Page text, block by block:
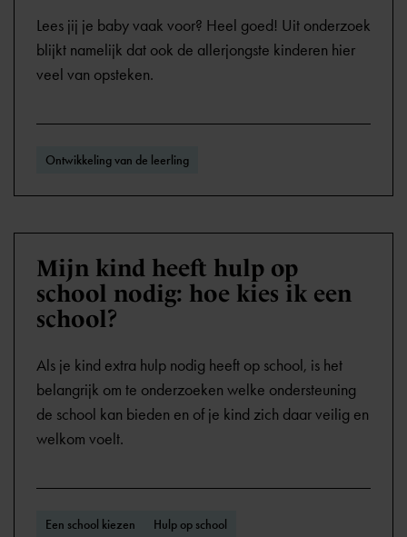
Lees jij je baby vaak voor? Heel goed! Uit onderzoek
blijkt namelijk dat ook de allerjongste kinderen hier
veel van opsteken.
Ontwikkeling van de leerling
Mijn kind heeft hulp op
school nodig: hoe kies ik een
school?
Als je kind extra hulp nodig heeft op school, is het
belangrijk om te onderzoeken welke ondersteuning
de school kan bieden en of je kind zich daar veilig en
welkom voelt.
Een school kiezen Hulp op school